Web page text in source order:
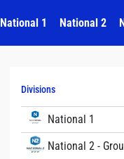
National 1 National 2
Divisions
National 1
National 2 -